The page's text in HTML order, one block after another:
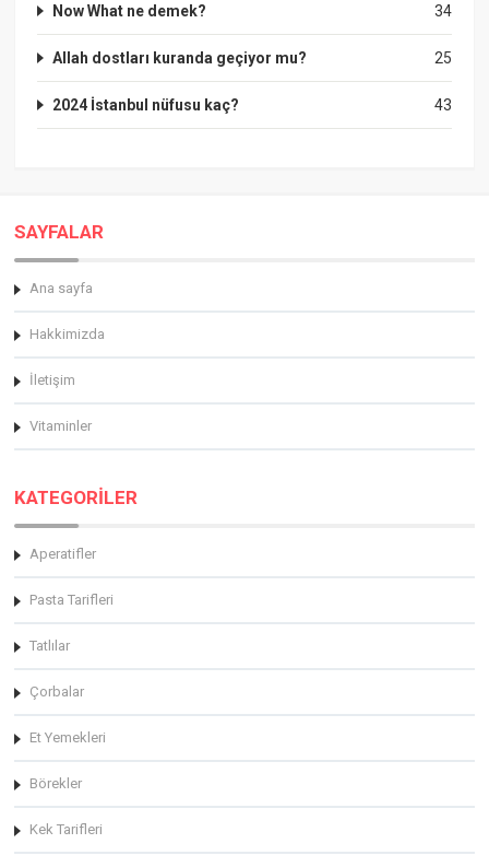
34
Now What ne demek?
25
Allah dostları kuranda geçiyor mu?
43
2024 İstanbul nüfusu kaç?
SAYFALAR
Ana sayfa
Hakkimizda
İletişim
Vitaminler
KATEGORİLER
Aperatifler
Pasta Tarifleri
Tatlılar
Çorbalar
Et Yemekleri
Börekler
Kek Tarifleri